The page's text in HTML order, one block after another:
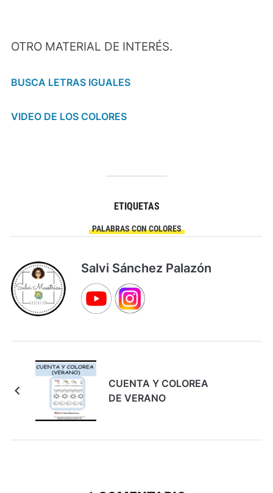
OTRO MATERIAL DE INTERÉS.
BUSCA LETRAS IGUALES
VIDEO DE LOS COLORES
ETIQUETAS
PALABRAS CON COLORES
Salvi Sánchez Palazón
CUENTA Y COLOREA
DE VERANO